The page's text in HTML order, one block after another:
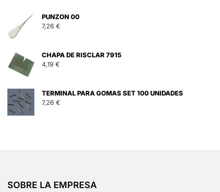
PUNZON 00
7,26 €
CHAPA DE RISCLAR 7915
4,19 €
TERMINAL PARA GOMAS SET 100 UNIDADES
7,26 €
SOBRE LA EMPRESA